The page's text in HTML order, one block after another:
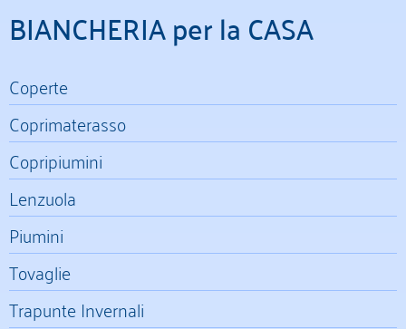
BIANCHERIA per la CASA
Coperte
Coprimaterasso
Copripiumini
Lenzuola
Piumini
Tovaglie
Trapunte Invernali